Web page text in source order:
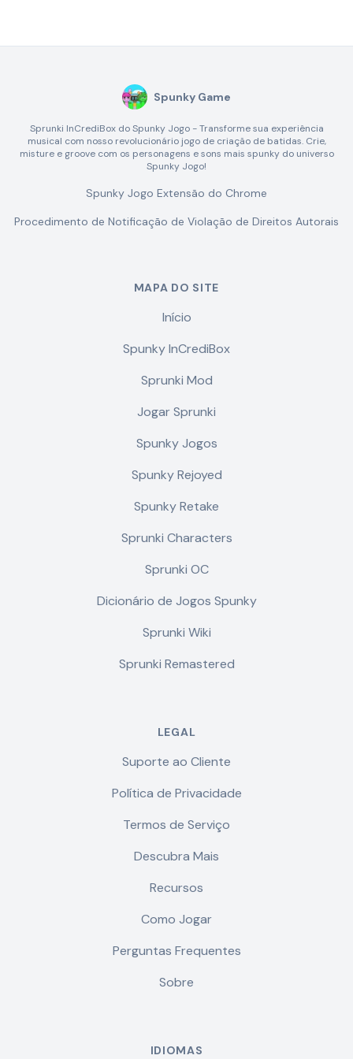
Spunky Game
Sprunki InCrediBox do Spunky Jogo - Transforme sua experiência
musical com nosso revolucionário jogo de criação de batidas. Crie,
misture e groove com os personagens e sons mais spunky do universo
Spunky Jogo!
Spunky Jogo Extensão do Chrome
Procedimento de Notificação de Violação de Direitos Autorais
MAPA DO SITE
Início
Spunky InCrediBox
Sprunki Mod
Jogar Sprunki
Spunky Jogos
Spunky Rejoyed
Spunky Retake
Sprunki Characters
Sprunki OC
Dicionário de Jogos Spunky
Sprunki Wiki
Sprunki Remastered
LEGAL
Suporte ao Cliente
Política de Privacidade
Termos de Serviço
Descubra Mais
Recursos
Como Jogar
Perguntas Frequentes
Sobre
IDIOMAS